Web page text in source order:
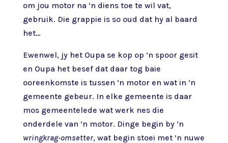
om jou motor na ’n diens toe te wil vat,
gebruik. Die grappie is so oud dat hy al baard
het…
Ewenwel, jy het Oupa se kop op ’n spoor gesit
en Oupa het besef dat daar tog baie
ooreenkomste is tussen ’n motor en wat in ’n
gemeente gebeur. In elke gemeente is daar
mos gemeentelede wat werk nes die
onderdele van ’n motor. Dinge begin by ’n
wringkrag-omsetter, wat begin stoei met ’n nuwe